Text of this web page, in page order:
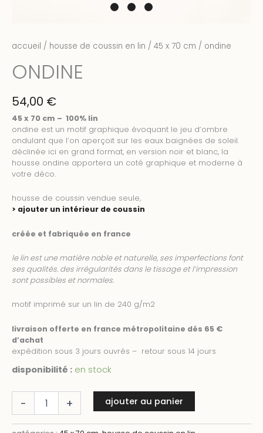
accueil / housse de coussin en lin / 45 x 70 cm / ondine
ONDINE
54,00 €
45 x 70 cm – 100% lin
ondine est un motif graphique évoquant le jeu d’ombre
ondulant que l’on aperçoit sur les eaux baignées de soleil.
déclinée ici en grand format, en version noir et blanc, la
housse ondine apportera un coté graphique et moderne à
votre déco.
housse de coussin vendue seule,
> ajouter un intérieur de coussin
créée et fabriquée en france
le lin est une matière noble et naturelle, ses imperfections font
ses qualités. des irrégularités dans le tissage et l’impression
sont possibles et normales.
motif imprimé sur un lin de 240 g/m2
livraison offerte en france métropolitaine dés 65 €
d’achat
expédition sous 3 jours ouvrés – retour sous 14 jours
disponibilité : en stock
-
quantité
+ ajouter au panier